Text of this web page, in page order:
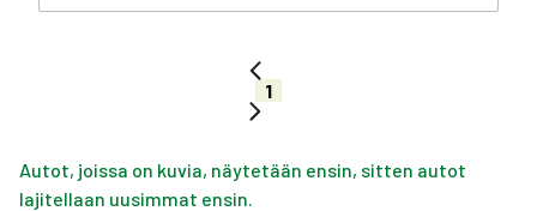
1
Autot, joissa on kuvia, näytetään ensin, sitten autot
lajitellaan uusimmat ensin.